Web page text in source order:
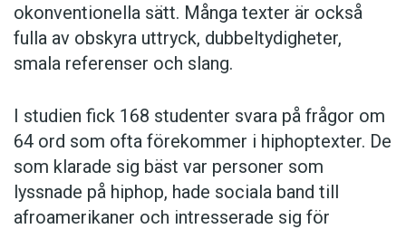
okonventionella sätt. Många texter är också
fulla av obskyra uttryck, dubbeltydigheter,
smala referenser och slang.
I studien fick 168 studenter svara på frågor om
64 ord som ofta förekommer i hiphoptexter. De
som klarade sig bäst var personer som
lyssnade på hiphop, hade sociala band till
afroamerikaner och intresserade sig för